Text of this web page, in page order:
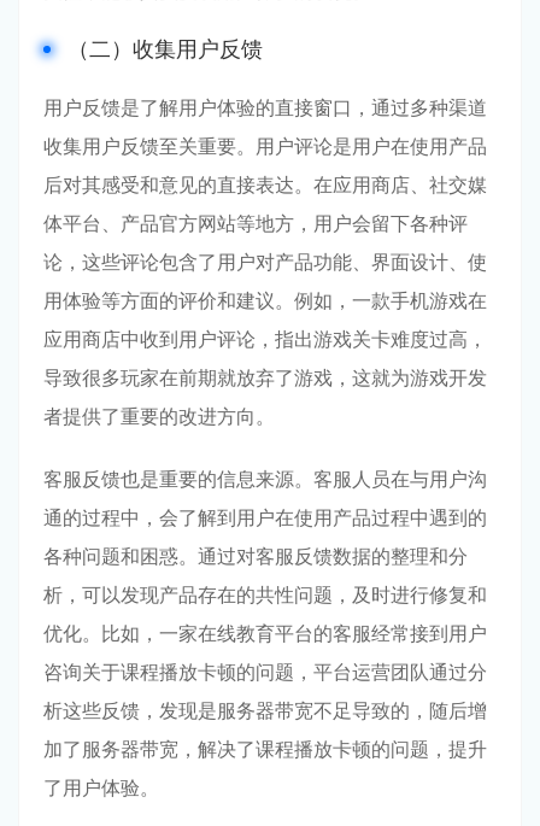
（二）收集用户反馈
用户反馈是了解用户体验的直接窗口，通过多种渠道
收集用户反馈至关重要。用户评论是用户在使用产品
后对其感受和意见的直接表达。在应用商店、社交媒
体平台、产品官方网站等地方，用户会留下各种评
论，这些评论包含了用户对产品功能、界面设计、使
用体验等方面的评价和建议。例如，一款手机游戏在
应用商店中收到用户评论，指出游戏关卡难度过高，
导致很多玩家在前期就放弃了游戏，这就为游戏开发
者提供了重要的改进方向。
客服反馈也是重要的信息来源。客服人员在与用户沟
通的过程中，会了解到用户在使用产品过程中遇到的
各种问题和困惑。通过对客服反馈数据的整理和分
析，可以发现产品存在的共性问题，及时进行修复和
优化。比如，一家在线教育平台的客服经常接到用户
咨询关于课程播放卡顿的问题，平台运营团队通过分
析这些反馈，发现是服务器带宽不足导致的，随后增
加了服务器带宽，解决了课程播放卡顿的问题，提升
了用户体验。